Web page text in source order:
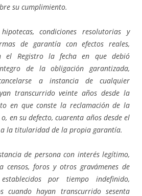
su cumplimiento.
condiciones resolutorias y
de garantía con efectos reales,
el Registro la fecha en que debió
de la obligación garantizada,
a instancia de cualquier
transcurrido veinte años desde la
en que conste la reclamación de la
en su defecto, cuarenta años desde el
la titularidad de la propia garantía.
de persona con interés legítimo,
censos, foros y otros gravámenes de
por tiempo indefinido,
cuando hayan transcurrido sesenta